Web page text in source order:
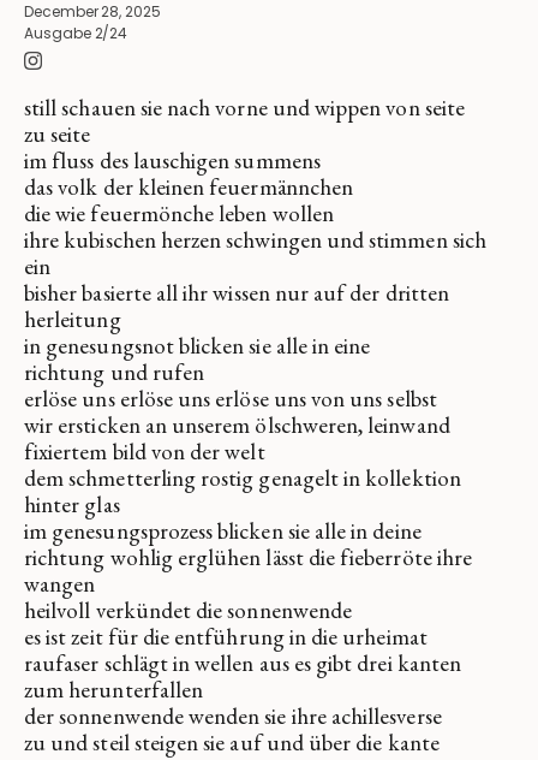
December 28, 2025
Ausgabe 2/24
still schauen sie nach vorne und wippen von seite
zu seite
im fluss des lauschigen summens
das volk der kleinen feuermännchen
die wie feuermönche leben wollen
ihre kubischen herzen schwingen und stimmen sich
ein
bisher basierte all ihr wissen nur auf der dritten
herleitung
in genesungsnot blicken sie alle in eine
richtung und rufen
erlöse uns erlöse uns erlöse uns von uns selbst
wir ersticken an unserem ölschweren, leinwand
fixiertem bild von der welt
dem schmetterling rostig genagelt in kollektion
hinter glas
im genesungsprozess blicken sie alle in deine
richtung wohlig erglühen lässt die fieberröte ihre
wangen
heilvoll verkündet die sonnenwende
es ist zeit für die entführung in die urheimat
raufaser schlägt in wellen aus es gibt drei kanten
zum herunterfallen
der sonnenwende wenden sie ihre achillesverse
zu und steil steigen sie auf und über die kante